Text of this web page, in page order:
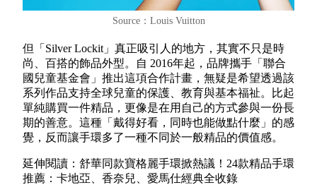
Source：Louis Vuitton
但「Silver Lockit」真正吸引人的地方，其實不只是時
尚、百搭的飾品外型。自 2016年起，品牌攜手「聯合
國兒童基金會」推出這項合作計畫，無疑是希望透過該
系列作品支持全球兒童的保護、教育與基本福祉。比起
單純購買一件精品，更像是在用自己的方式參與一份長
期的善意。這種「戴得好看，同時也能做點什麼」的感
覺，反而讓手環多了一種不同於一般精品的價值感。
延伸閱讀：舒華同款寶格麗手環掀熱議！24款精品手環
推薦：卡地亞、香奈兒、愛馬仕經典全收錄